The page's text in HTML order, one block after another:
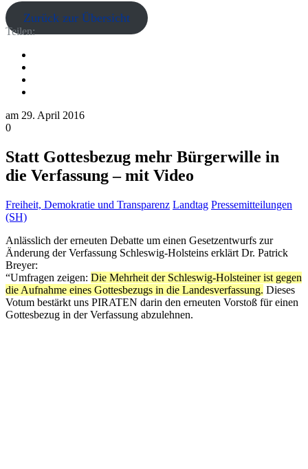
Zurück zur Übersicht
Teilen:
am 29. April 2016
0
Statt Gottesbezug mehr Bürgerwille in
die Verfassung – mit Video
Freiheit, Demokratie und Transparenz Landtag Pressemitteilungen
(SH)
Anlässlich der erneuten Debatte um einen Gesetzentwurfs zur
Änderung der Verfassung Schleswig-Holsteins erklärt Dr. Patrick
Breyer:
“Umfragen zeigen: Die Mehrheit der Schleswig-Holsteiner ist gegen
die Aufnahme eines Gottesbezugs in die Landesverfassung. Dieses
Votum bestärkt uns PIRATEN darin den erneuten Vorstoß für einen
Gottesbezug in der Verfassung abzulehnen.